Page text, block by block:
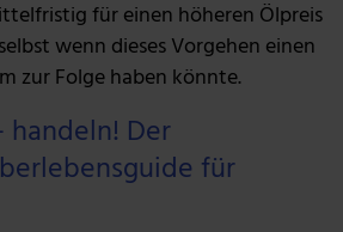
für einen höheren Ölpreis
wenn dieses Vorgehen einen
zur Folge haben könnte.
Der
für